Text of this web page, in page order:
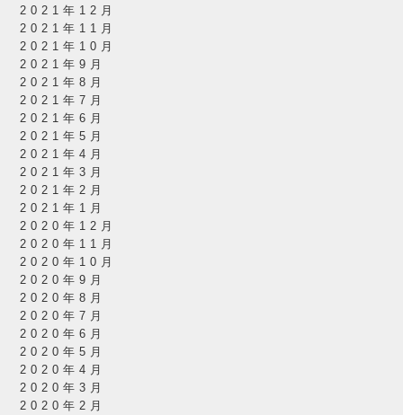
2021年12月
2021年11月
2021年10月
2021年9月
2021年8月
2021年7月
2021年6月
2021年5月
2021年4月
2021年3月
2021年2月
2021年1月
2020年12月
2020年11月
2020年10月
2020年9月
2020年8月
2020年7月
2020年6月
2020年5月
2020年4月
2020年3月
2020年2月